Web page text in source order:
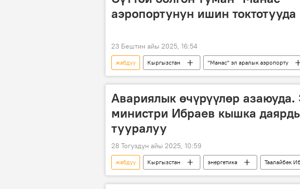
аэропортунун ишин токтотууда
23 Бештин айы 2025, 16:54
жабдуу Кыргызстан "Манас" эл аралык аэропорту
Видео
Сүрөт
Авариялык өчүрүүлөр азаюуда.
министри Ибраев кышка
тууралуу
28 Тогуздун айы 2025, 10:59
жабдуу Кыргызстан энергетика Таалайбек
авария